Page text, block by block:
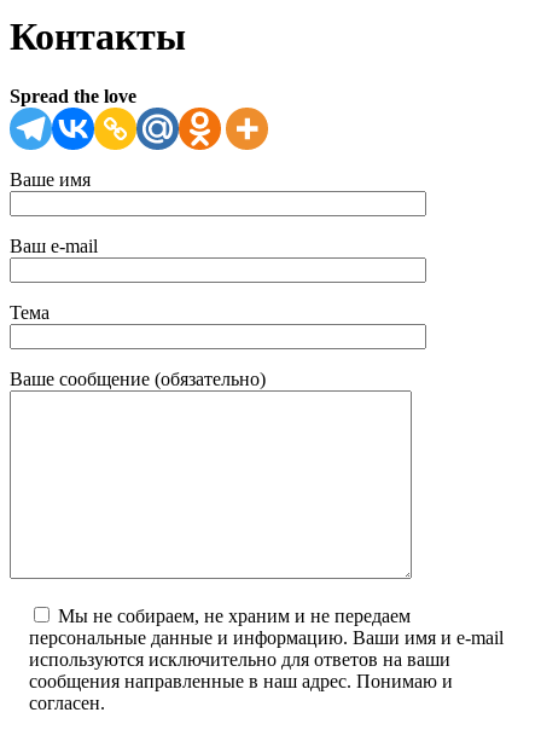
Контакты
Spread the love
Ваше имя
Ваш e-mail
Тема
Ваше сообщение (обязательно)
Мы не собираем, не храним и не передаем
персональные данные и информацию. Ваши имя и e-mail
используются исключительно для ответов на ваши
сообщения направленные в наш адрес. Понимаю и
согласен.